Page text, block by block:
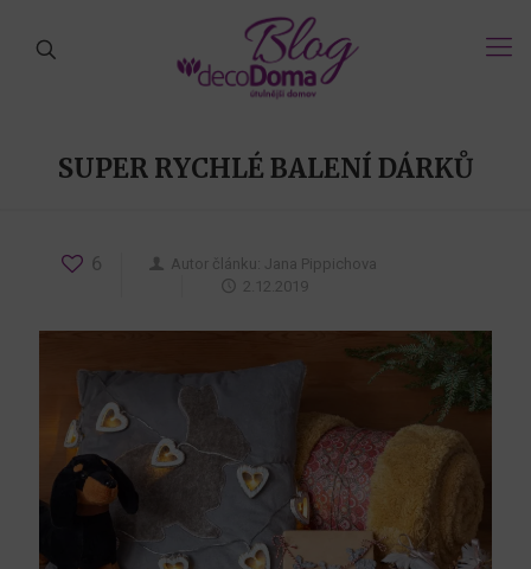
SUPER RYCHLÉ BALENÍ DÁRKŮ
6 Autor článku: Jana Pippichova
2.12.2019